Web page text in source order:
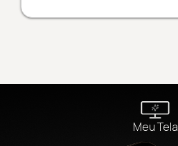
Meu Tela